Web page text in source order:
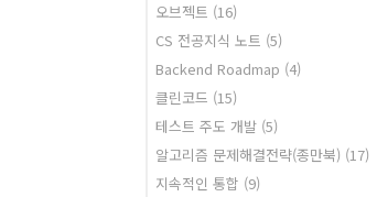
오브젝트 (16)
CS 전공지식 노트 (5)
Backend Roadmap (4)
클린코드 (15)
테스트 주도 개발 (5)
알고리즘 문제해결전략(종만북) (17)
지속적인 통합 (9)